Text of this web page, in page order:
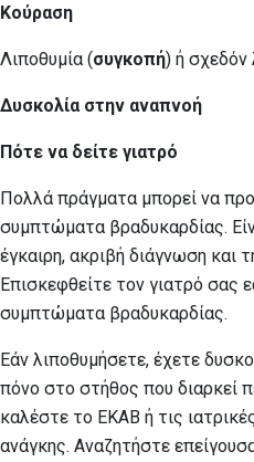
Κούραση
Λιποθυμία (συγκοπή) ή σχεδόν
Δυσκολία στην αναπνοή
Πότε να δείτε γιατρό
Πολλά πράγματα μπορεί να
συμπτώματα βραδυκαρδίας.
έγκαιρη, ακριβή διάγνωση και
Επισκεφθείτε τον γιατρό σας
συμπτώματα βραδυκαρδίας.
Εάν λιποθυμήσετε, έχετε
πόνο στο στήθος που διαρκεί
καλέστε το ΕΚΑΒ ή τις
ανάγκης. Αναζητήστε